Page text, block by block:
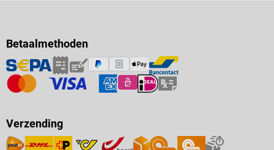
Betaalmethoden
Verzending